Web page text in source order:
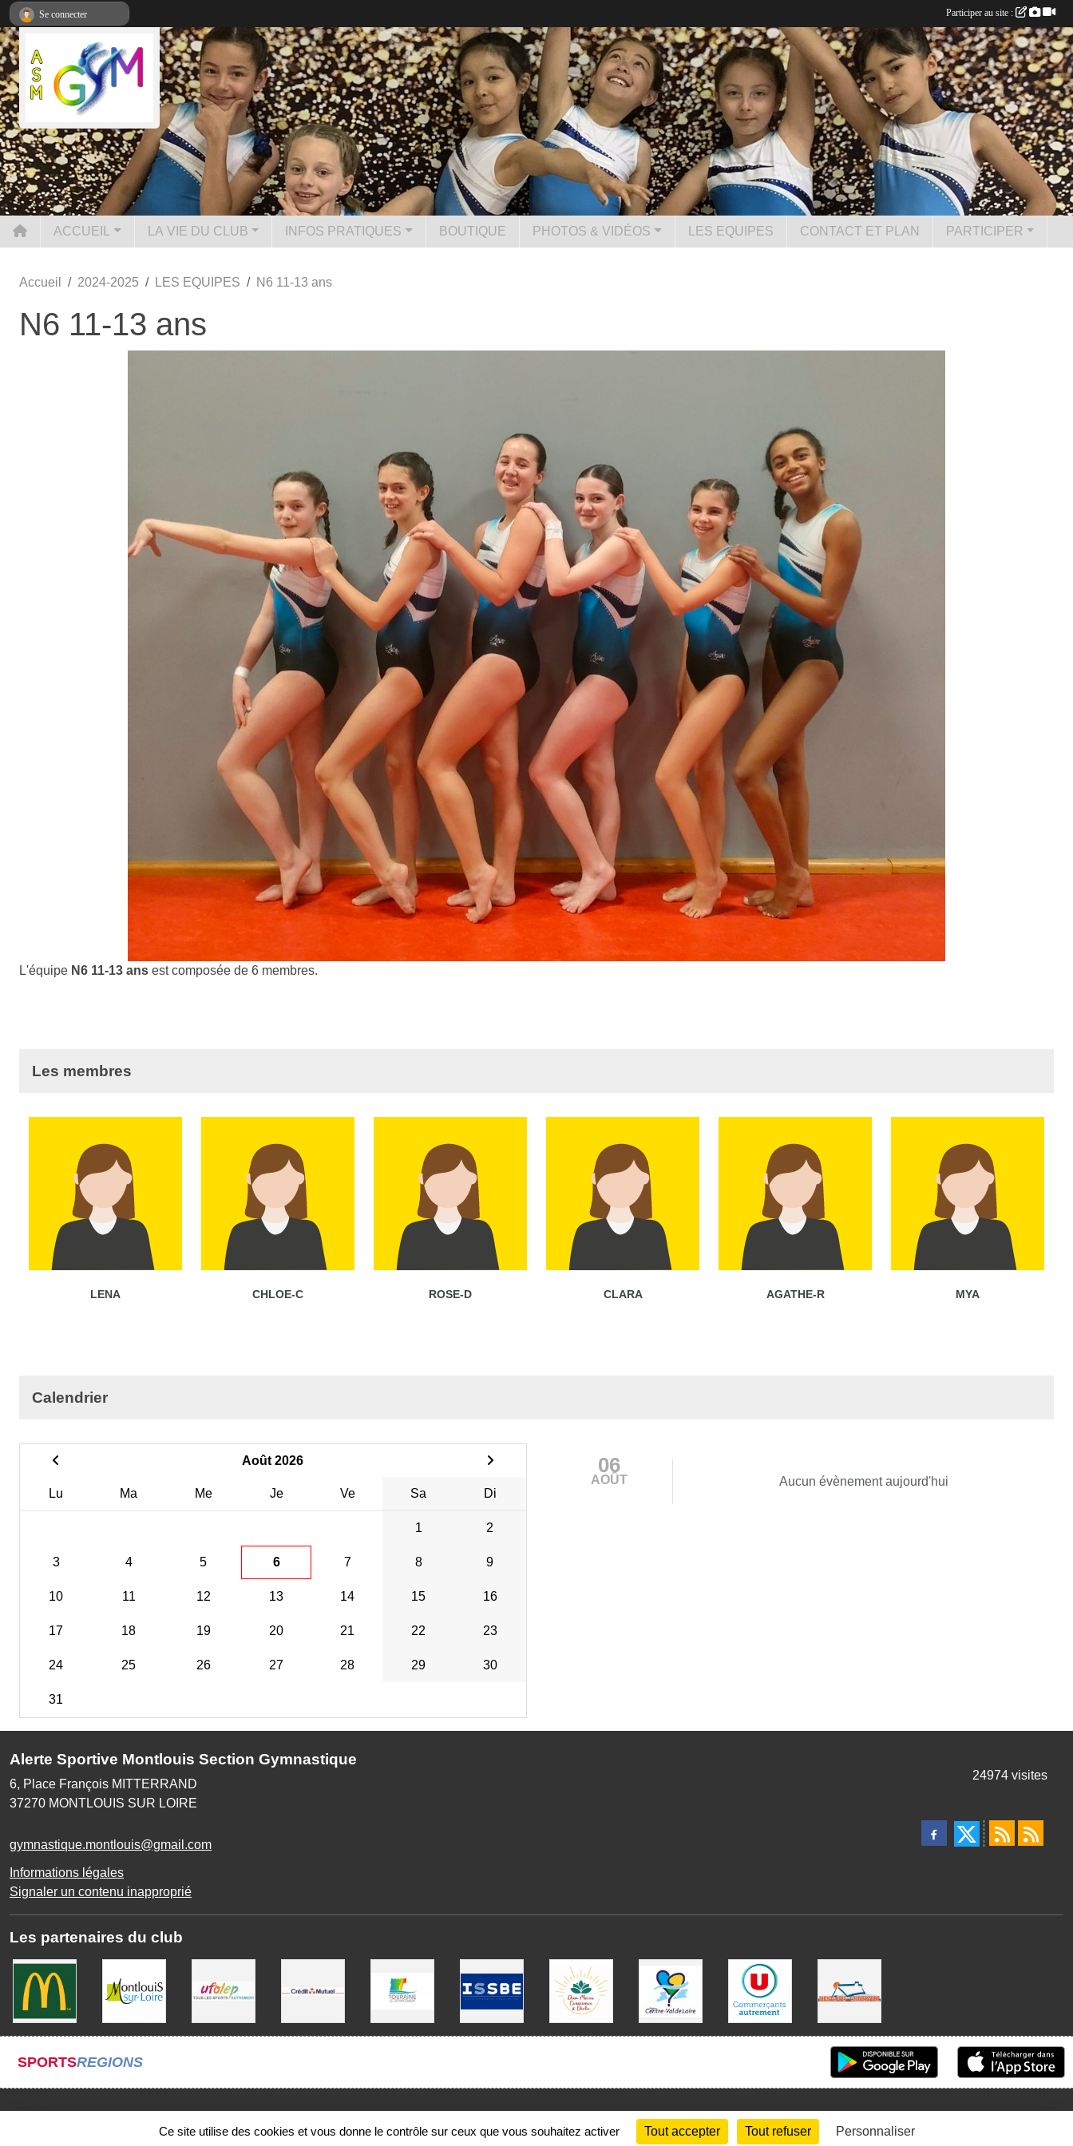
ACCUEIL LA VIE DU CLUB INFOS PRATIQUES BOUTIQUE PHOTOS & VIDÉOS LES EQUIPES CONTACT ET PLAN PARTICIPER
Accueil 2024-2025 LES EQUIPES N6 11-13 ans
N6 11-13 ans
L'équipe N6 11-13 ans est composée de 6 membres.
Les membres
LENA CHLOE-C ROSE-D CLARA AGATHE-R MYA
Calendrier
Août 2026
Lu Ma Me Je Ve Sa Di
1 2
3 4 5 6 7 8 9
10 11 12 13 14 15 16
17 18 19 20 21 22 23
24 25 26 27 28 29 30
31
06
AOÛT Aucun évènement aujourd'hui
Alerte Sportive Montlouis Section Gymnastique
6, Place François MITTERRAND
37270 MONTLOUIS SUR LOIRE
gymnastique.montlouis@gmail.com
Informations légales
Signaler un contenu inapproprié
24974 visites
Les partenaires du club
SPORTSREGIONS
Gestion des cookies
Se connecter Participer au site :
Panneau de gestion des cookies
Ce site utilise des cookies et vous donne le contrôle sur ceux que vous souhaitez activer Tout accepter Tout refuser Personnaliser